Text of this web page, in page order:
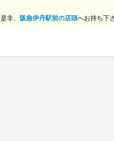
是非、 阪急伊丹駅前の店頭へお持ち下